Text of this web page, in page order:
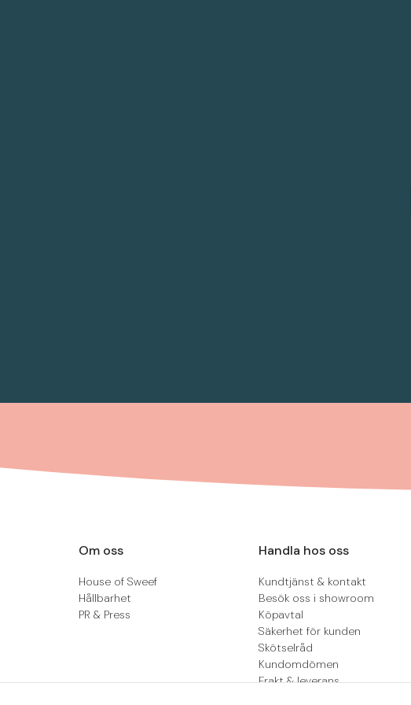
Om oss
House of Sweef
Hållbarhet
PR & Press
Handla hos oss
Kundtjänst & kontakt
Besök oss i showroom
Köpavtal
Säkerhet för kunden
Skötselråd
Kundomdömen
Frakt & leverans